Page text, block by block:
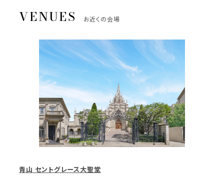
お近くの会場
青山 セントグレース大聖堂